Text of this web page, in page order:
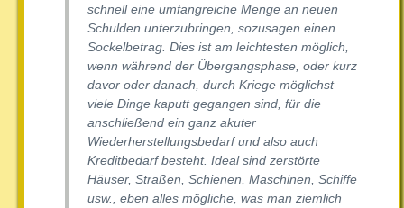
schnell eine umfangreiche Menge an neuen
Schulden unterzubringen, sozusagen einen
Sockelbetrag. Dies ist am leichtesten möglich,
wenn während der Übergangsphase, oder kurz
davor oder danach, durch Kriege möglichst
viele Dinge kaputt gegangen sind, für die
anschließend ein ganz akuter
Wiederherstellungsbedarf und also auch
Kreditbedarf besteht. Ideal sind zerstörte
Häuser, Straßen, Schienen, Maschinen, Schiffe
usw., eben alles mögliche, was man ziemlich